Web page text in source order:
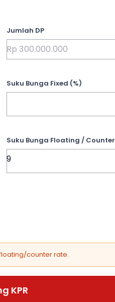
Jumlah DP
Suku Bunga Fixed (%)
Suku Bunga Floating /
counter rate.
KPR